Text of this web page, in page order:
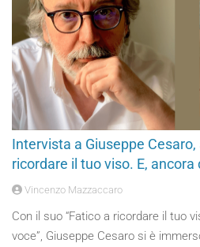
Intervista a Giuseppe Cesaro,
ricordare il tuo viso. E, ancora
Vincenzo Mazzaccaro
Con il suo “Fatico a ricordare il tuo
voce”, Giuseppe Cesaro si è